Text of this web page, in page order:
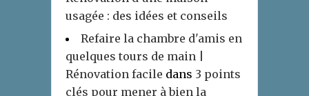
usagée : des idées et conseils
Refaire la chambre d'amis en
quelques tours de main |
Rénovation facile dans 3 points
clés pour mener à bien la